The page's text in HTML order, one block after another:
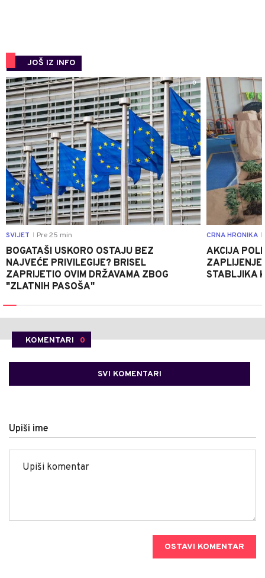
JOŠ IZ INFO
0
SVIJET Pre 25 min
BOGATAŠI USKORO OSTAJU BEZ
NAJVEĆE PRIVILEGIJE? BRISEL
ZAPRIJETIO OVIM DRŽAVAMA ZBOG
"ZLATNIH PASOŠA"
CRNA HRONIKA
AKCIJA
STABLJIKA
KOMENTARI 0
SVI KOMENTARI
Upiši ime
OSTAVI KOMENTAR